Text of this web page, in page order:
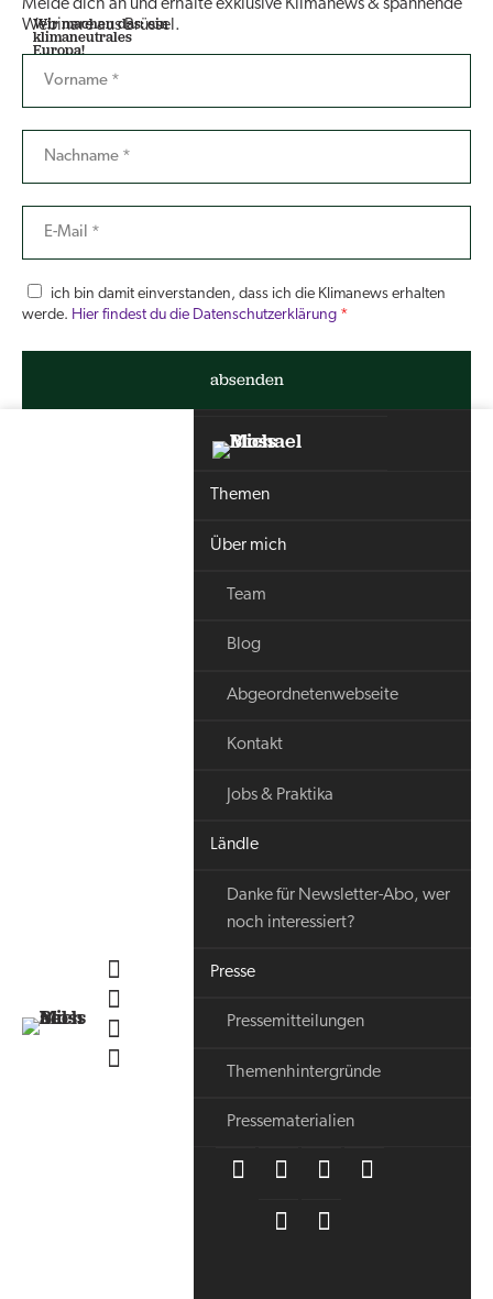
Wir machen das: ein
klimaneutrales
Europa!
Melde dich an und erhalte exklusive Klimanews & spannende
Webinare aus Brüssel.
ich bin damit einverstanden, dass ich die Klimanews erhalten
werde. Hier findest du die Datenschutzerklärung
Themen
Über mich
Team
Blog
Abgeordnetenwebseite
Kontakt
Jobs & Praktika
Ländle
Danke für Newsletter-Abo, wer
noch interessiert?
Presse
Pressemitteilungen
Themenhintergründe
Pressematerialien